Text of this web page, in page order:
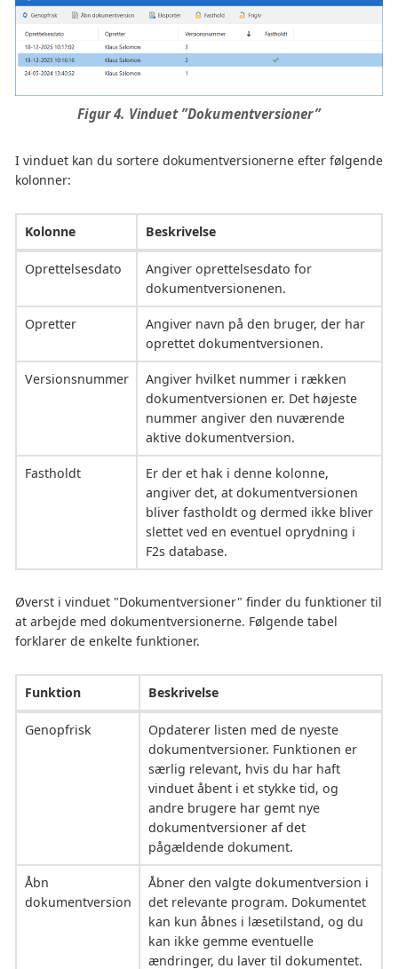
Figur 4. Vinduet ”Dokumentversioner”
I vinduet kan du sortere dokumentversionerne efter følgende
kolonner:
Kolonne Beskrivelse
Oprettelsesdato
Angiver oprettelsesdato for
dokumentversionenen.
Opretter
Angiver navn på den bruger, der har
oprettet dokumentversionen.
Versionsnummer
Angiver hvilket nummer i rækken
dokumentversionen er. Det højeste
nummer angiver den nuværende
aktive dokumentversion.
Fastholdt
Er der et hak i denne kolonne,
angiver det, at dokumentversionen
bliver fastholdt og dermed ikke bliver
slettet ved en eventuel oprydning i
F2s database.
Øverst i vinduet "Dokumentversioner" finder du funktioner til
at arbejde med dokumentversionerne. Følgende tabel
forklarer de enkelte funktioner.
Funktion Beskrivelse
Genopfrisk
Opdaterer listen med de nyeste
dokumentversioner. Funktionen er
særlig relevant, hvis du har haft
vinduet åbent i et stykke tid, og
andre brugere har gemt nye
dokumentversioner af det
pågældende dokument.
Åbn
dokumentversion
Åbner den valgte dokumentversion i
det relevante program. Dokumentet
kan kun åbnes i læsetilstand, og du
kan ikke gemme eventuelle
ændringer, du laver til dokumentet.